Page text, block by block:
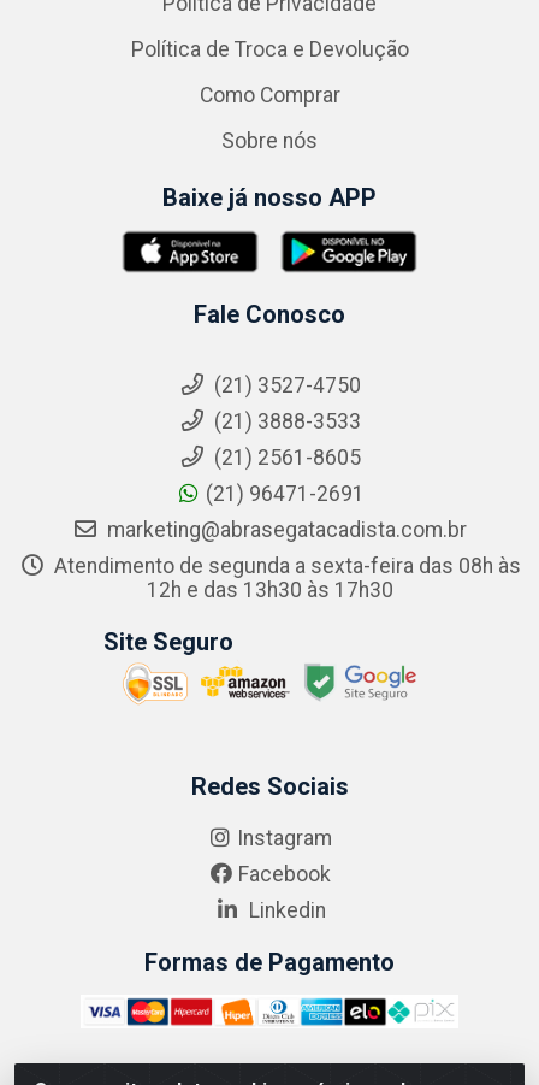
Política de Troca e Devolução
Como Comprar
Sobre nós
Baixe já nosso APP
Fale Conosco
(21) 3527-4750
(21) 3888-3533
(21) 2561-8605
(21) 96471-2691
marketing@abrasegatacadista.com.br
Atendimento de segunda a sexta-feira das 08h às
12h e das 13h30 às 17h30
Site Seguro
Redes Sociais
Instagram
Facebook
Linkedin
Formas de Pagamento